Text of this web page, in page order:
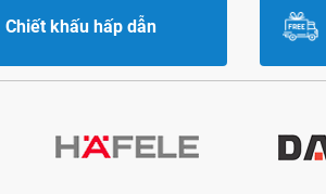
Chiết khấu hấp dẫn